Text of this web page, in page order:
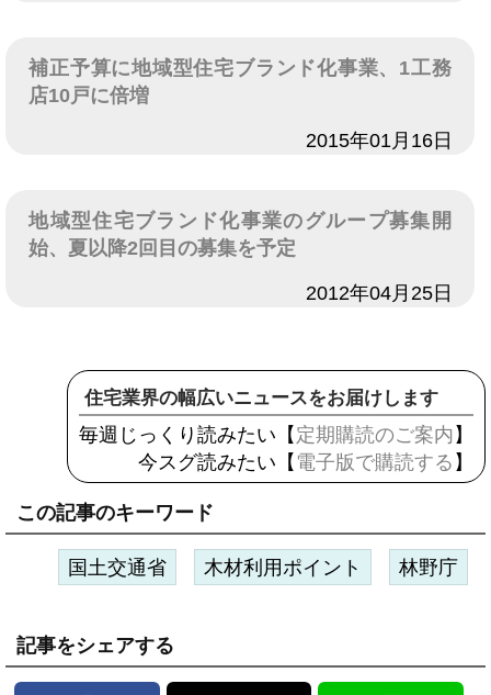
補正予算に地域型住宅ブランド化事業、1工務
店10戸に倍増
2015年01月16日
地域型住宅ブランド化事業のグループ募集開
始、夏以降2回目の募集を予定
2012年04月25日
住宅業界の幅広いニュースをお届けします
毎週じっくり読みたい【 定期購読のご案内 】
今スグ読みたい【 電子版で購読する 】
この記事のキーワード
国土交通省 木材利用ポイント 林野庁
記事をシェアする